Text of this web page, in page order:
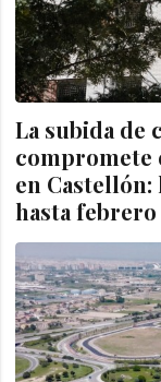
La subida de
compromete
en Castellón:
hasta febrero